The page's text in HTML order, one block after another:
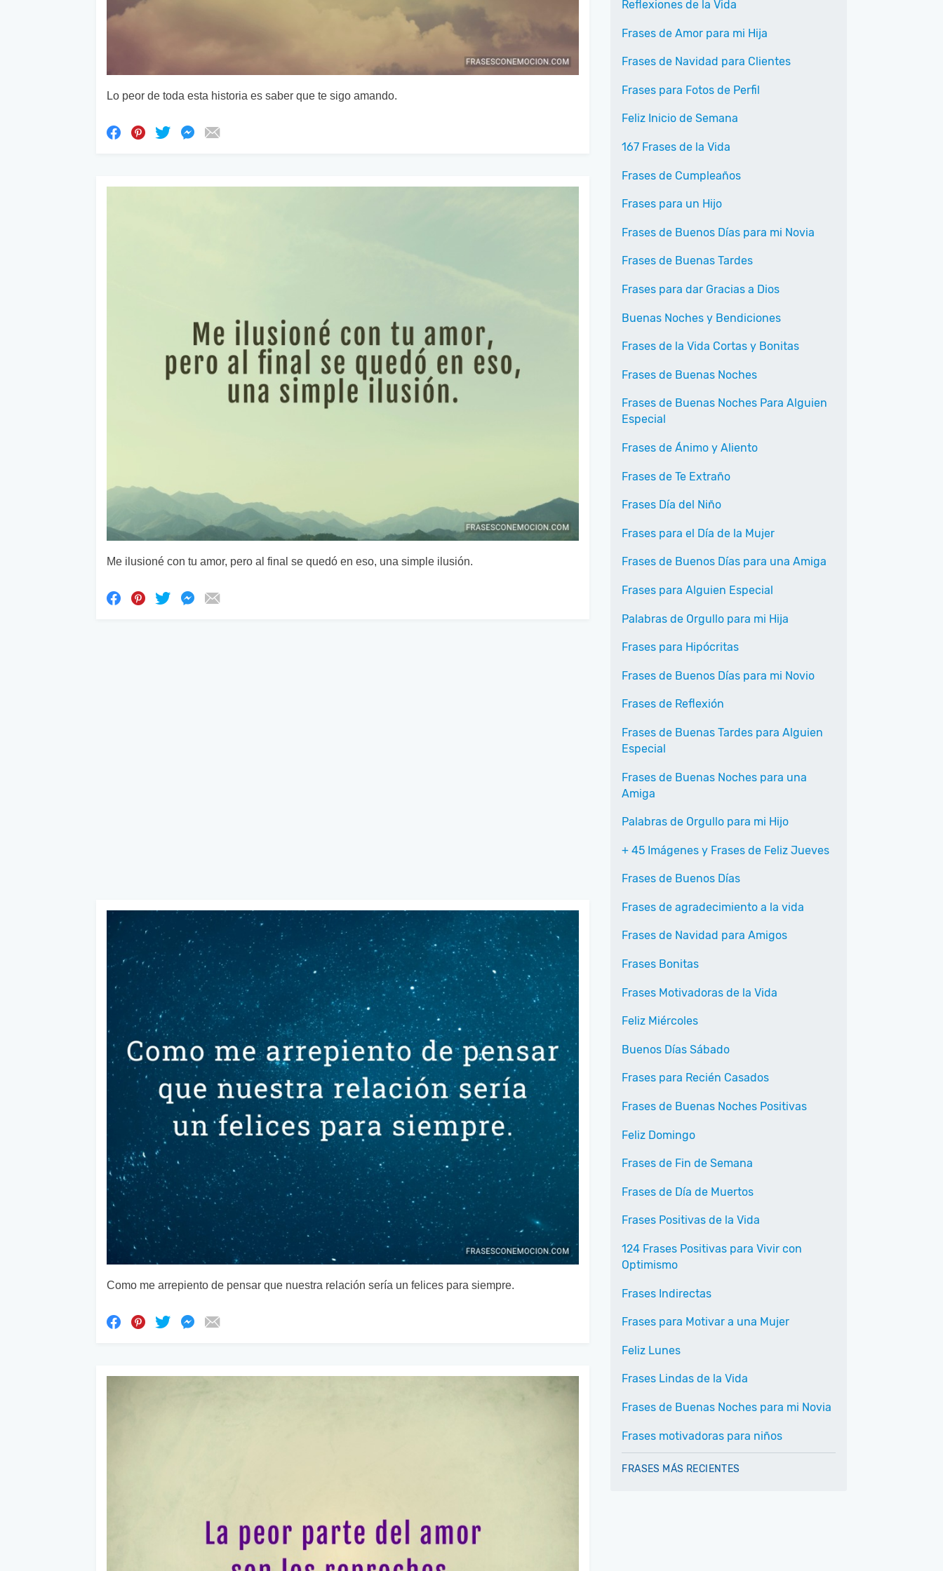
Lo peor de toda esta historia es saber que te sigo amando.
Me ilusioné con tu amor, pero al final se quedó en eso, una simple ilusión.
Como me arrepiento de pensar que nuestra relación sería un felices para siempre.
Reflexiones de la Vida
Frases de Amor para mi Hija
Frases de Navidad para Clientes
Frases para Fotos de Perfil
Feliz Inicio de Semana
167 Frases de la Vida
Frases de Cumpleaños
Frases para un Hijo
Frases de Buenos Días para mi Novia
Frases de Buenas Tardes
Frases para dar Gracias a Dios
Buenas Noches y Bendiciones
Frases de la Vida Cortas y Bonitas
Frases de Buenas Noches
Frases de Buenas Noches Para Alguien
Especial
Frases de Ánimo y Aliento
Frases de Te Extraño
Frases Día del Niño
Frases para el Día de la Mujer
Frases de Buenos Días para una Amiga
Frases para Alguien Especial
Palabras de Orgullo para mi Hija
Frases para Hipócritas
Frases de Buenos Días para mi Novio
Frases de Reflexión
Frases de Buenas Tardes para Alguien
Especial
Frases de Buenas Noches para una
Amiga
Palabras de Orgullo para mi Hijo
+ 45 Imágenes y Frases de Feliz Jueves
Frases de Buenos Días
Frases de agradecimiento a la vida
Frases de Navidad para Amigos
Frases Bonitas
Frases Motivadoras de la Vida
Feliz Miércoles
Buenos Días Sábado
Frases para Recién Casados
Frases de Buenas Noches Positivas
Feliz Domingo
Frases de Fin de Semana
Frases de Día de Muertos
Frases Positivas de la Vida
124 Frases Positivas para Vivir con
Optimismo
Frases Indirectas
Frases para Motivar a una Mujer
Feliz Lunes
Frases Lindas de la Vida
Frases de Buenas Noches para mi Novia
Frases motivadoras para niños
FRASES MÁS RECIENTES